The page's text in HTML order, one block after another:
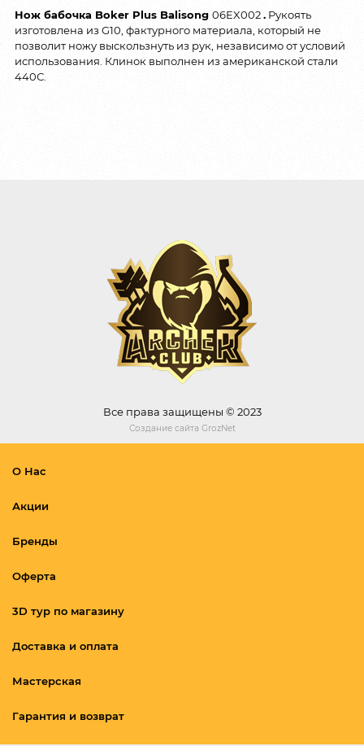
Нож бабочка Boker Plus Balisong 06EX002. Рукоять
изготовлена из G10, фактурного материала, который не
позволит ножу выскользнуть из рук, независимо от условий
использования. Клинок выполнен из американской стали
440С.
Все права защищены © 2023
Создание сайта GrozNet
О Нас
Акции
Бренды
Оферта
3D тур по магазину
Доставка и оплата
Мастерская
Гарантия и возврат